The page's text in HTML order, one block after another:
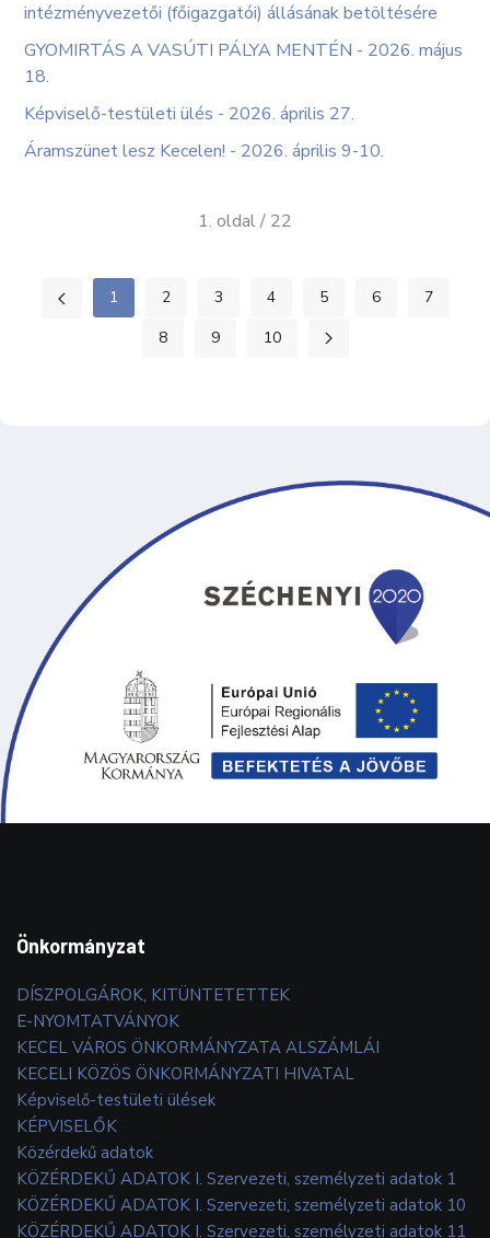
intézményvezetői (főigazgatói) állásának betöltésére
GYOMIRTÁS A VASÚTI PÁLYA MENTÉN - 2026. május
18.
Képviselő-testületi ülés - 2026. április 27.
Áramszünet lesz Kecelen! - 2026. április 9-10.
1. oldal / 22
1 2 3 4 5 6
7
8
9 10
Önkormányzat
DÍSZPOLGÁROK, KITÜNTETETTEK
E-NYOMTATVÁNYOK
KECEL VÁROS ÖNKORMÁNYZATA ALSZÁMLÁI
KECELI KÖZÖS ÖNKORMÁNYZATI HIVATAL
Képviselő-testületi ülések
KÉPVISELŐK
Közérdekű adatok
KÖZÉRDEKŰ ADATOK I. Szervezeti, személyzeti adatok 1
KÖZÉRDEKŰ ADATOK I. Szervezeti, személyzeti adatok 10
KÖZÉRDEKŰ ADATOK I. Szervezeti, személyzeti adatok 11